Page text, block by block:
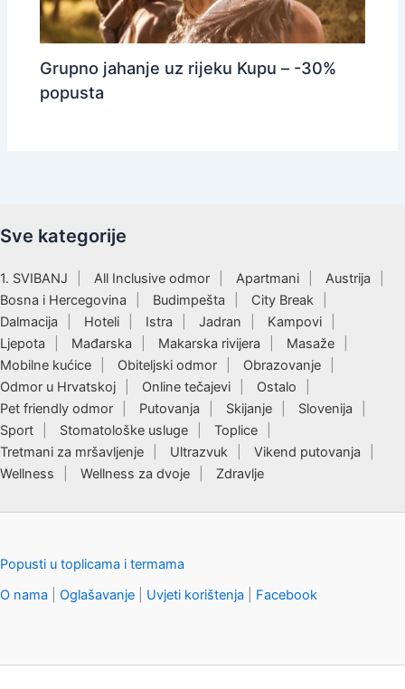
Grupno jahanje uz rijeku Kupu – -30%
popusta
Sve kategorije
1. SVIBANJ All Inclusive odmor Apartmani
Austrija
Bosna i Hercegovina
Budimpešta
City Break
Dalmacija
Hoteli Istra Jadran
Kampovi
Ljepota
Mađarska Makarska rivijera
Masaže
Mobilne kućice
Obiteljski odmor
Obrazovanje
Odmor u Hrvatskoj
Online tečajevi
Ostalo
Pet friendly odmor
Putovanja Skijanje
Slovenija
Sport
Stomatološke usluge
Toplice
Tretmani za mršavljenje
Ultrazvuk
Vikend putovanja
Wellness
Wellness za dvoje Zdravlje
Popusti u toplicama i termama
O nama
Oglašavanje Uvjeti korištenja Facebook